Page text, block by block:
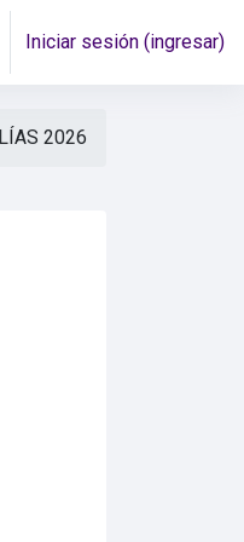
Iniciar sesión (ingresar)
2026
electoral 2026 -